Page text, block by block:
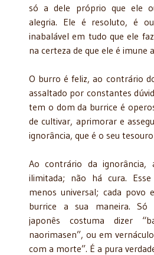
só a dele próprio que ele
alegria. Ele é resoluto, é
inabalável em tudo que ele
na certeza de que ele é imune
O burro é feliz, ao contrário
assaltado por constantes
tem o dom da burrice é
de cultivar, aprimorar e
ignorância, que é o seu
Ao contrário da
ilimitada; não há cura.
menos universal; cada povo
burrice a sua maneira. Só
japonês costuma dizer
naorimasen”, ou em
com a morte”. É a pura